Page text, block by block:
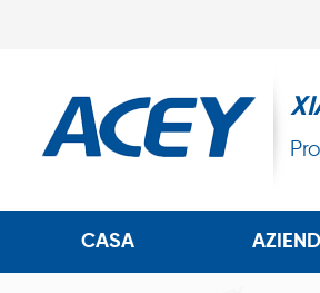
CASA